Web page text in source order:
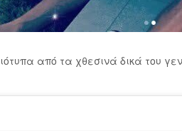
από τα χθεσινά δικά του